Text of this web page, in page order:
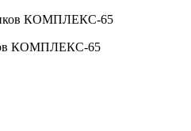
КОМПЛЕКС-65